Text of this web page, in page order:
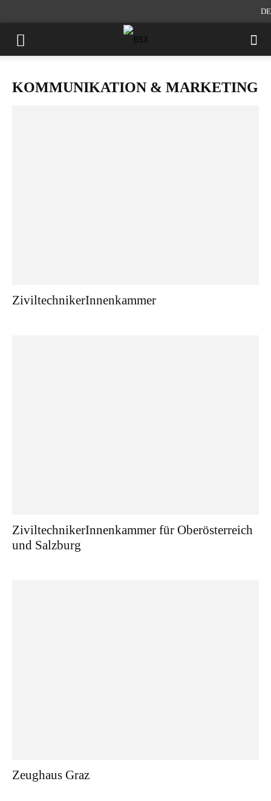
DE
KOMMUNIKATION & MARKETING
ZiviltechnikerInnenkammer
ZiviltechnikerInnenkammer für Oberösterreich
und Salzburg
Zeughaus Graz